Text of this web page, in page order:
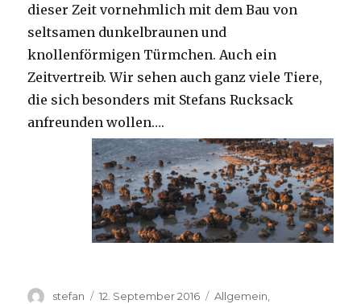
dieser Zeit vornehmlich mit dem Bau von
seltsamen dunkelbraunen und
knollenförmigen Türmchen. Auch ein
Zeitvertreib. Wir sehen auch ganz viele Tiere,
die sich besonders mit Stefans Rucksack
anfreunden wollen….
Autor
stefan
Veröffentlicht
12. September 2016 Kategorien
Allgemein